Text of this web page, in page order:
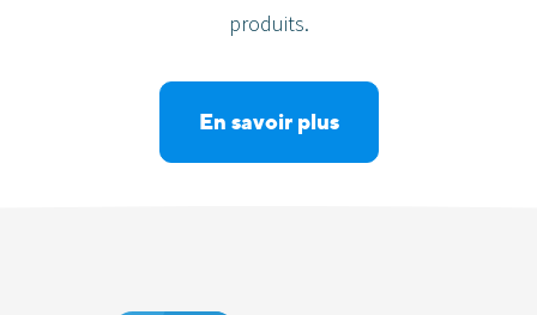
produits.
En savoir plus